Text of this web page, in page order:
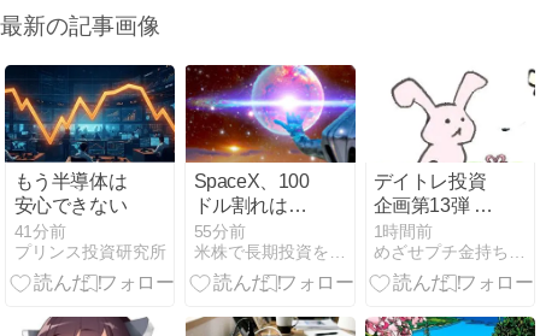
最新の記事画像
もう半導体は
安心できない
41分前
プリンス投資研究所
SpaceX、100
ドル割れはあ
るのか
55分前
デイトレ投資
企画第13弾 20
日 下げ渋った
けど、この展
開は辛い
1時間前